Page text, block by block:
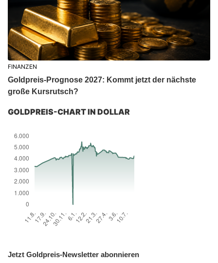
FINANZEN
Goldpreis-Prognose 2027: Kommt jetzt der nächste
große Kursrutsch?
GOLDPREIS-CHART IN DOLLAR
Jetzt Goldpreis-Newsletter abonnieren